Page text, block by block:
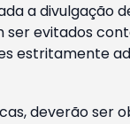
a
evitados
estritamente
deverão ser